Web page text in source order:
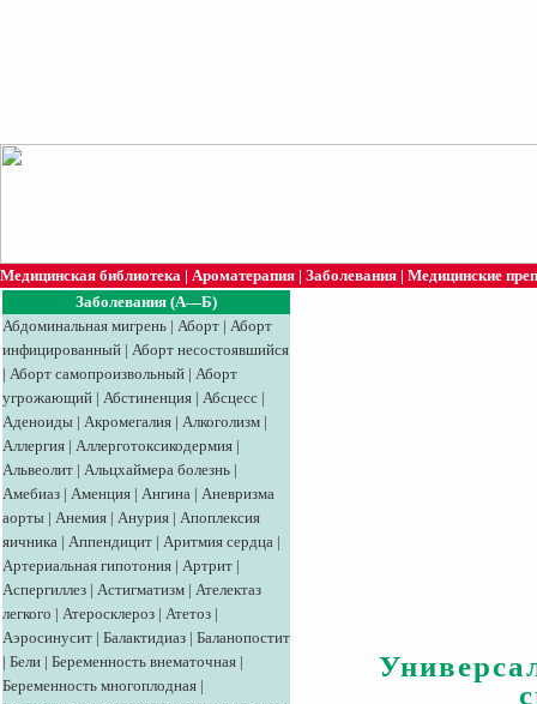
Медицинская библиотека | Ароматерапия | Заболевания | Медицинские
Заболевания (А—Б)
Абдоминальная мигрень | Аборт | Аборт
инфицированный | Аборт несостоявшийся
| Аборт самопроизвольный | Аборт
угрожающий | Абстиненция | Абсцесс |
Аденоиды | Акромегалия | Алкоголизм |
Аллергия | Аллерготоксикодермия |
Альвеолит | Альцхаймера болезнь |
Амебиаз | Аменция | Ангина | Аневризма
аорты | Анемия | Анурия | Апоплексия
яичника | Аппендицит | Аритмия сердца |
Артериальная гипотония | Артрит |
Аспергиллез | Астигматизм | Ателектаз
легкого | Атеросклероз | Атетоз |
Аэросинусит | Балактидиаз | Баланопостит
| Бели | Беременность внематочная |
Беременность многоплодная |